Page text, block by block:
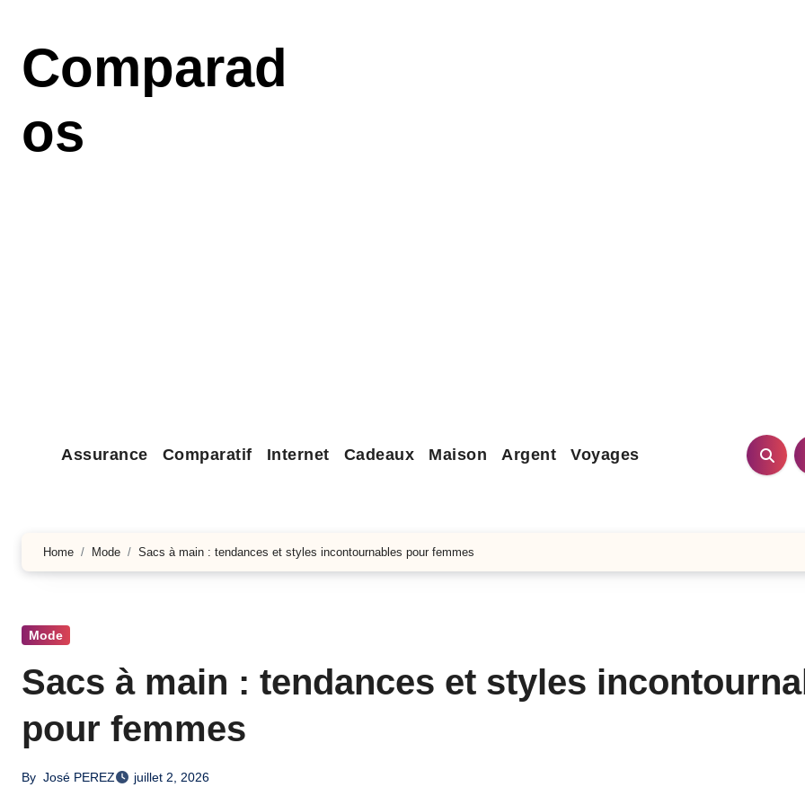
contenu
principal
Comparad
os
Assurance Comparatif Internet Cadeaux Maison Argent Voyages
Home Mode Sacs à main : tendances et styles incontournables pour femmes
Mode
Sacs à main : tendances et styles
pour femmes
By José PEREZ juillet 2, 2026